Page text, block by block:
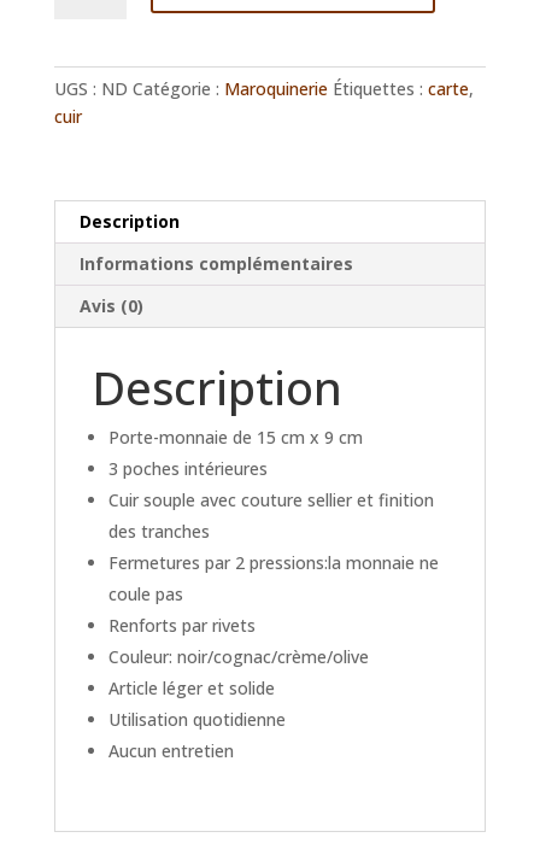
pleine
UGS : ND Catégorie : Maroquinerie Étiquettes : carte,
cuir
Description
Informations complémentaires
Avis (0)
Description
Porte-monnaie de 15 cm x 9 cm
3 poches intérieures
Cuir souple avec couture sellier et finition
des tranches
Fermetures par 2 pressions:la monnaie ne
coule pas
Renforts par rivets
Couleur: noir/cognac/crème/olive
Article léger et solide
Utilisation quotidienne
Aucun entretien